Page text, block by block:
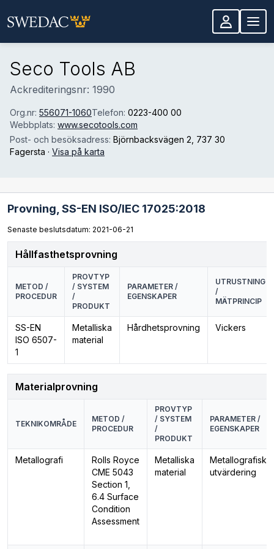
Seco Tools AB
Ackrediteringsnr: 1990
Org.nr: 556071-1060Telefon: 0223-400 00
Webbplats: www.secotools.com
Post- och besöksadress: Björnbacksvägen 2 , 737 30
Fagersta · Visa på karta
Provning, SS-EN ISO/IEC 17025:2018
Senaste beslutsdatum: 2021-06-21
Hållfasthetsprovning
METOD /
PROCEDUR
PROVTYP
/ SYSTEM
/
PRODUKT
PARAMETER /
EGENSKAPER
UTRUSTNING
/
MÄTPRINCIP
SS-EN
ISO 6507-
1
Metalliska
material
Hårdhetsprovning Vickers
Materialprovning
TEKNIKOMRÅDE
METOD /
PROCEDUR
PROVTYP
/ SYSTEM
/
PRODUKT
PARAMETER /
EGENSKAPER
Metallografi
Rolls Royce
CME 5043
Section 1,
6.4 Surface
Condition
Assessment
Metalliska
material
Metallografisk
utvärdering